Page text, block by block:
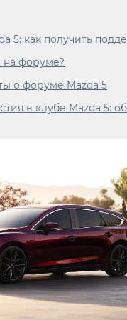
5: как получить
форуме?
о форуме Mazda 5
в клубе Mazda 5: